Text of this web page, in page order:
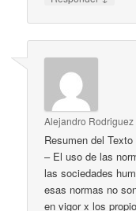
Alejandro Rodriguez
Resumen del Texto
– El uso de las
las sociedades
esas normas no
en vigor x los